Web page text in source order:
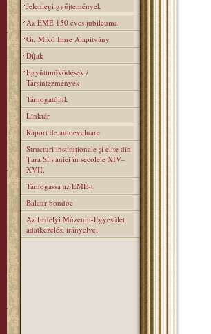
Jelenlegi gyűjtemények
Az EME 150 éves jubileuma
Gr. Mikó Imre Alapitvány
Díjak
Együttműködések /
Társintézmények
Támogatóink
Linktár
Raport de autoevaluare
Structuri instituţionale şi elite din
Ţara Silvaniei în secolele XIV–
XVII.
Támogassa az EMÉ-t
Balaur bondoc
Az Erdélyi Múzeum-Egyesület
adatkezelési irányelvei